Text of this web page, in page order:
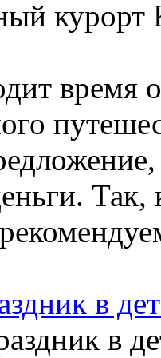
время
Так,
в